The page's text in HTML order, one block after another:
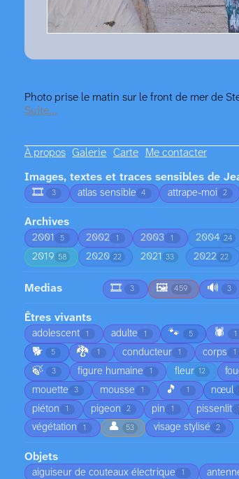
Photo prise le matin sur le front de mer de
Suite…
À propos Galerie Carte Me contacter
Images, textes et traces sensibles de
🎞️
3 atlas sensible 4 attrape-moi 2
Archives
2001 5 2002 1 2003 1 2004 24
2019 58 2020 22 2021 33 2022 22
Medias 🎞️ 3 🖼️ 459 🔊 3
Êtres vivants
adolescent 1 adulte 1 🐾 5 🕷️ 1
🐕 5 🐉 1 conducteur 1 corps 1
🍃 3 figure humaine 1 fleur 12
mouette 3 mousse 1 🎵 1 nœul
piéton 1 pigeon 2 pin 1 pissenlit
végétation 1 👤 53 visage stylisé 2
Objets
aiguiseur de couteaux électrique 1